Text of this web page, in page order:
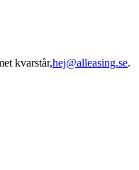
kvarstår,hej@alleasing.se.